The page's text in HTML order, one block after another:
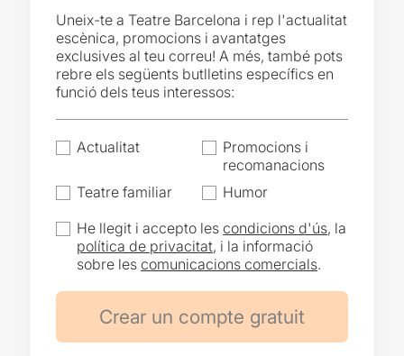
Uneix-te a Teatre Barcelona i rep l'actualitat
escènica, promocions i avantatges
exclusives al teu correu! A més, també pots
rebre els següents butlletins específics en
funció dels teus interessos:
Actualitat
Promocions i
recomanacions
Teatre familiar
Humor
He llegit i accepto lescondicions d'ús, la
política de privacitat, i la informació
sobre lescomunicacions comercials.